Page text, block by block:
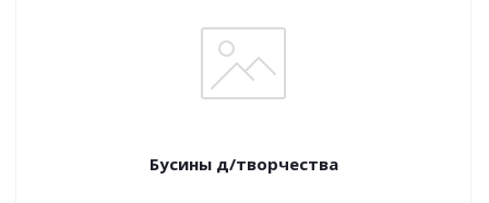
Бусины д/творчества